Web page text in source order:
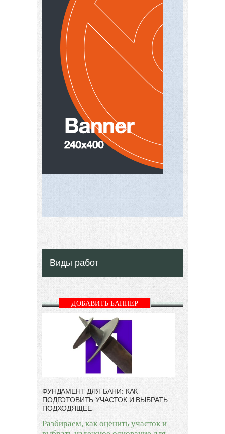
Виды работ
ДОБАВИТЬ БАННЕР
ФУНДАМЕНТ ДЛЯ БАНИ: КАК
ПОДГОТОВИТЬ УЧАСТОК И ВЫБРАТЬ
ПОДХОДЯЩЕЕ
Разбираем, как оценить участок и